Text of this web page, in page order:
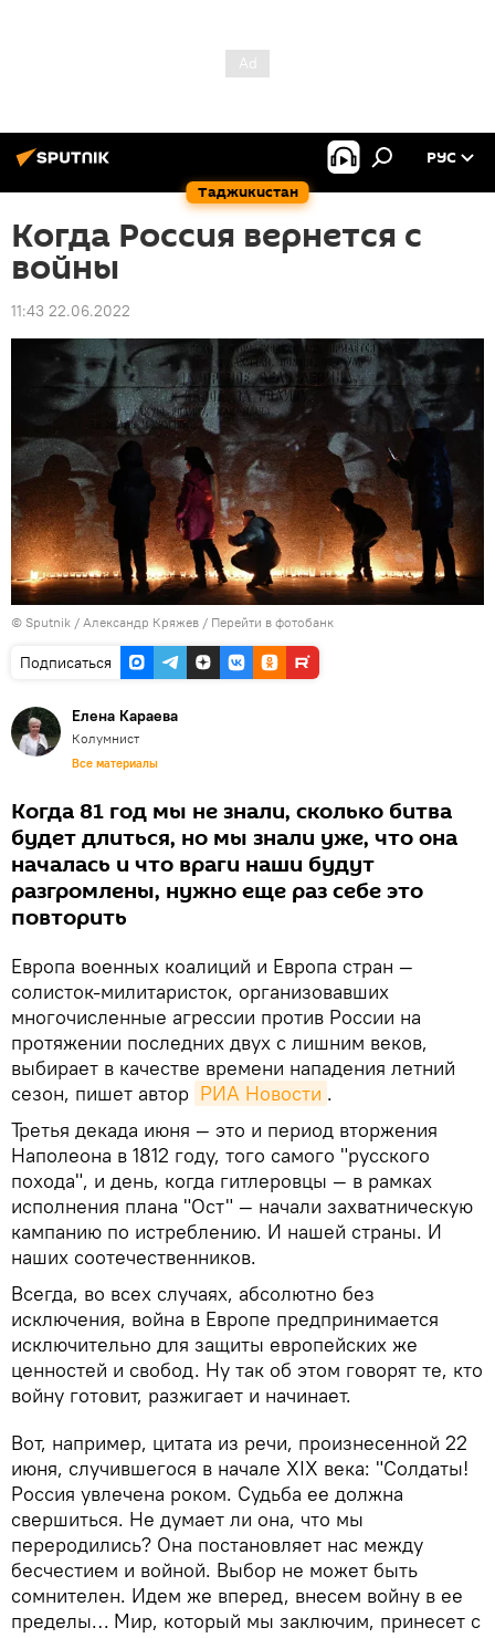
Таджикистан
РУС
Когда Россия вернется с
войны
11:43 22.06.2022
© Sputnik / Александр Кряжев / Перейти в фотобанк
Подписаться
Елена Караева
Колумнист
Все материалы
Когда 81 год мы не знали, сколько битва
будет длиться, но мы знали уже, что она
началась и что враги наши будут
разгромлены, нужно еще раз себе это
повторить
Европа военных коалиций и Европа стран —
солисток-милитаристок, организовавших
многочисленные агрессии против России на
протяжении последних двух с лишним веков,
выбирает в качестве времени нападения летний
сезон, пишет автор РИА Новости .
Третья декада июня — это и период вторжения
Наполеона в 1812 году, того самого "русского
похода", и день, когда гитлеровцы — в рамках
исполнения плана "Ост" — начали захватническую
кампанию по истреблению. И нашей страны. И
наших соотечественников.
Всегда, во всех случаях, абсолютно без
исключения, война в Европе предпринимается
исключительно для защиты европейских же
ценностей и свобод. Ну так об этом говорят те, кто
войну готовит, разжигает и начинает.
Вот, например, цитата из речи, произнесенной 22
июня, случившегося в начале XIX века: "Солдаты!
Россия увлечена роком. Судьба ее должна
свершиться. Не думает ли она, что мы
переродились? Она постановляет нас между
бесчестием и войной. Выбор не может быть
сомнителен. Идем же вперед, внесем войну в ее
пределы… Мир, который мы заключим, принесет с